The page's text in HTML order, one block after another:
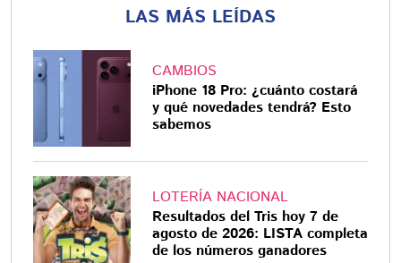
LAS MÁS LEÍDAS
CAMBIOS
iPhone 18 Pro: ¿cuánto costará
y qué novedades tendrá? Esto
sabemos
LOTERÍA NACIONAL
Resultados del Tris hoy 7 de
agosto de 2026: LISTA completa
de los números ganadores